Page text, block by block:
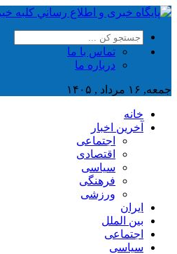
تماس با ما
درباره ما
جمعه, ۱۶ مرداد , ۱۴۰۵
خانه
آخرین اخبار
اجتماعی
اقتصادی
سیاسی
فرهنگی
ورزشی
ایران
بین الملل
اجتماعی
سیاسی